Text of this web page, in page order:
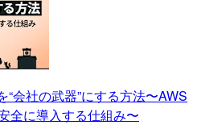
“会社の武器”にする方法〜AWS
全に導入する仕組み〜